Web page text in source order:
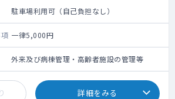
駐車場利用可（自己負担なし）
一律5,000円
外来及び病棟管理・高齢者施設の管理等
詳細をみる